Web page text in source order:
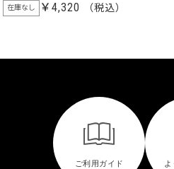
在庫なし ￥4,320